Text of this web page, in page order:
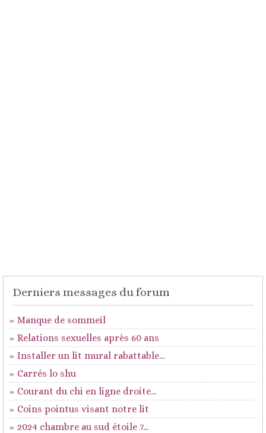
Derniers messages du forum
Manque de sommeil
Relations sexuelles après 60 ans
Installer un lit mural rabattable...
Carrés lo shu
Courant du chi en ligne droite...
Coins pointus visant notre lit
2024 chambre au sud étoile 7...